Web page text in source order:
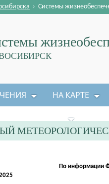
› Системы
НА КАРТЕ
По информации